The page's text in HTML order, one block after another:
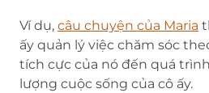
Ví dụ, câu chuyện của Maria
ấy quản lý việc chăm sóc
tích cực của nó đến quá
lượng cuộc sống của cô ấy.